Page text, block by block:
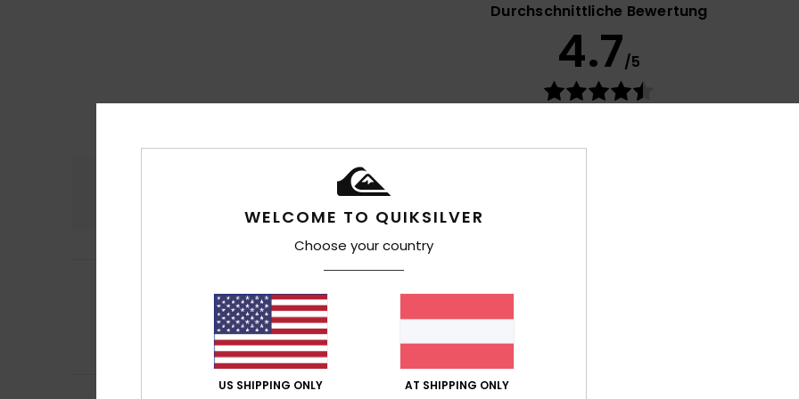
Durchschnittliche Bewertung
4.7/5
Preis-Leistungs-Verhältnis
Vielen Dank für Ihre Aufmerksamkeit
Original anzeigen - Castellano
Komfort
Ich empfehle dieses Produkt
WELCOME TO QUIKSILVER
Choose your country
US SHIPPING ONLY AT SHIPPING ONLY